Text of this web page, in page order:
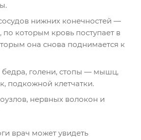
нижних конечностей —
по которым кровь поступает в
она снова поднимается к
бедра, голени, стопы — мышц,
подкожной клетчатки.
нервных волокон и
врач может увидеть